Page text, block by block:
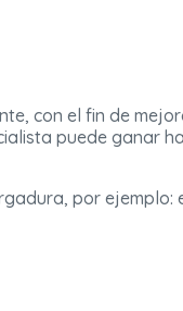
con el fin de
puede ganar
por ejemplo: